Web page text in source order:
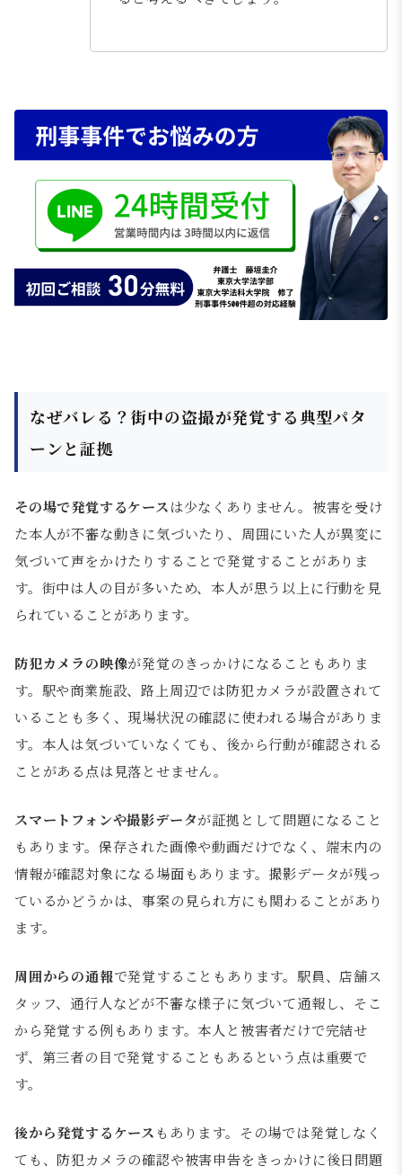
なぜバレる？街中の盗撮が発覚する典型パタ
ーンと証拠
その場で発覚するケースは少なくありません。被害を受け
た本人が不審な動きに気づいたり、周囲にいた人が異変に
気づいて声をかけたりすることで発覚することがありま
す。街中は人の目が多いため、本人が思う以上に行動を見
られていることがあります。
防犯カメラの映像が発覚のきっかけになることもありま
す。駅や商業施設、路上周辺では防犯カメラが設置されて
いることも多く、現場状況の確認に使われる場合がありま
す。本人は気づいていなくても、後から行動が確認される
ことがある点は見落とせません。
スマートフォンや撮影データが証拠として問題になること
もあります。保存された画像や動画だけでなく、端末内の
情報が確認対象になる場面もあります。撮影データが残っ
ているかどうかは、事案の見られ方にも関わることがあり
ます。
周囲からの通報で発覚することもあります。駅員、店舗ス
タッフ、通行人などが不審な様子に気づいて通報し、そこ
から発覚する例もあります。本人と被害者だけで完結せ
ず、第三者の目で発覚することもあるという点は重要で
す。
後から発覚するケース もあります。その場では発覚しなく
ても、防犯カメラの確認や被害申告をきっかけに後日問題